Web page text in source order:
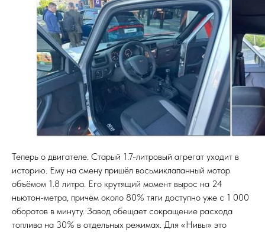
Теперь о двигателе. Старый 1.7-литровый агрегат уходит в
историю. Ему на смену пришёл восьмиклапанный мотор
объёмом 1.8 литра. Его крутящий момент вырос на 24
ньютон-метра, причём около 80% тяги доступно уже с 1 000
оборотов в минуту. Завод обещает сокращение расхода
топлива на 30% в отдельных режимах. Для «Нивы» это